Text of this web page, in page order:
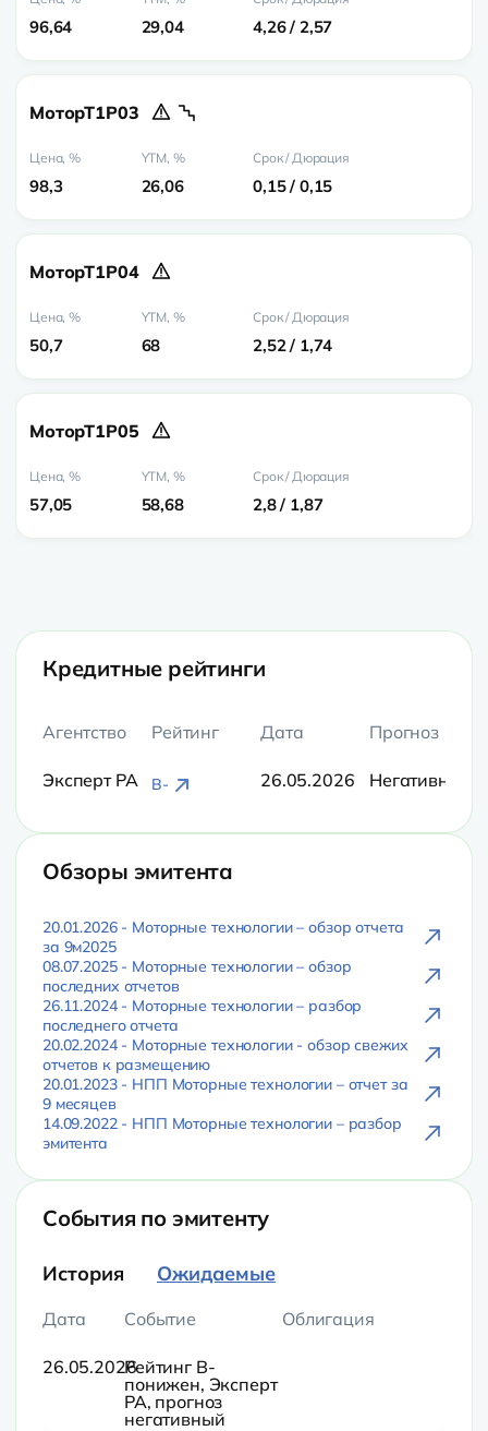
96,64 29,04 4,26 / 2,57
МоторТ1Р03
98,3 26,06 0,15 / 0,15
МоторТ1Р04
50,7 68 2,52 / 1,74
МоторТ1Р05
57,05 58,68 2,8 / 1,87
Кредитные рейтинги
Агентство Рейтинг Дата Прогноз
Эксперт РА B- 26.05.2026 Негативный
Обзоры эмитента
20.01.2026 - Моторные технологии – обзор отчета
за 9м2025
08.07.2025 - Моторные технологии – обзор
последних отчетов
26.11.2024 - Моторные технологии – разбор
последнего отчета
20.02.2024 - Моторные технологии - обзор свежих
отчетов к размещению
20.01.2023 - НПП Моторные технологии – отчет за
9 месяцев
14.09.2022 - НПП Моторные технологии – разбор
эмитента
События по эмитенту
История Ожидаемые
Дата Событие Облигация
26.05.2026Рейтинг B-
понижен, Эксперт
РА, прогноз
негативный